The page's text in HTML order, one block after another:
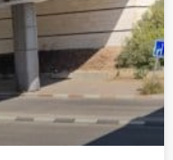
למדיניות הפרטיות